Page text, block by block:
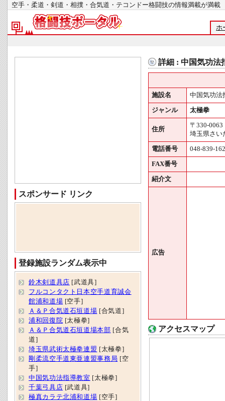
空手・柔道・剣道・相撲・合気道・テコンドー格闘技の情報満載が
ホ
詳細 : 中国気功法
施設名 中国気功法
ジャンル 太極拳
住所
〒330-0063
埼玉県さい
電話番号 048-839-
FAX番号
紹介文
広告
アクセスマップ
スポンサード リンク
登録施設ランダム表示中
鈴木剣道具店 [武道具]
フルコンタクト日本空手道育誠会
館浦和道場 [空手]
Ａ＆Ｐ合気道石垣道場 [合気道]
浦和回復院 [太極拳]
Ａ＆Ｐ合気道石垣道場本部 [合気
道]
埼玉県武術太極拳連盟 [太極拳]
剛柔流空手道東亜連盟事務局 [空
手]
中国気功法指導教室 [太極拳]
千葉弓具店 [武道具]
極真カラテ北浦和道場 [空手]